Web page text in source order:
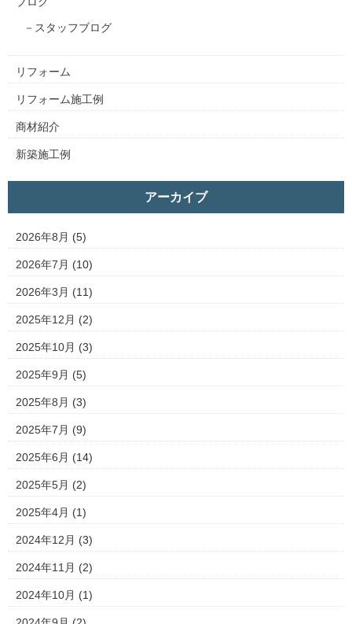
スタッフブログ
リフォーム
リフォーム施工例
商材紹介
新築施工例
アーカイブ
2026年8月 (5)
2026年7月 (10)
2026年3月 (11)
2025年12月 (2)
2025年10月 (3)
2025年9月 (5)
2025年8月 (3)
2025年7月 (9)
2025年6月 (14)
2025年5月 (2)
2025年4月 (1)
2024年12月 (3)
2024年11月 (2)
2024年10月 (1)